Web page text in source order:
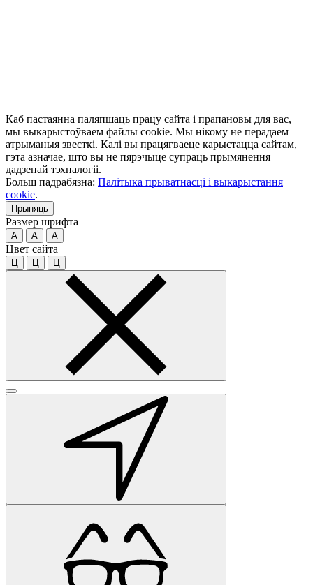
Каб пастаянна паляпшаць працу сайта і прапановы для вас,
мы выкарыстоўваем файлы cookie. Мы нікому не перадаем
атрыманыя звесткі. Калі вы працягваеце карыстацца сайтам,
гэта азначае, што вы не пярэчыце супраць прымянення
дадзенай тэхналогіі.
Больш падрабязна: Палітыка прыватнасці і выкарыстання
cookie.
Прыняць
Размер шрифта
A A A
Цвет сайта
Ц Ц Ц